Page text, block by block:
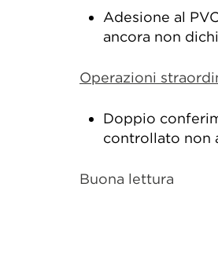
Adesione al
ancora non
Operazioni
Doppio
controllato non
Buona lettura